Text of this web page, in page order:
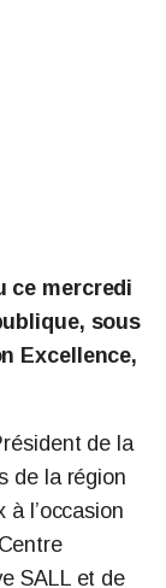
ce mercredi
sous
Excellence,
de la
de la région
l’occasion
SALL et de